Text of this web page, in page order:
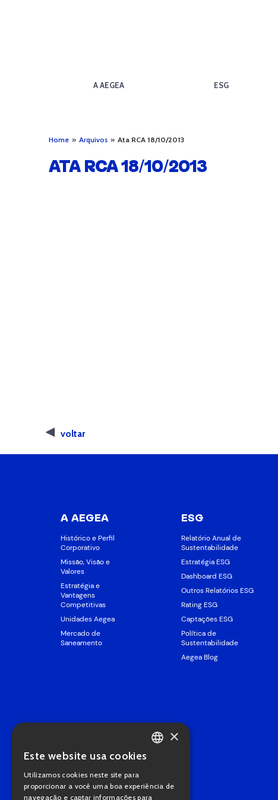
A AEGEA ESG
Home » Arquivos » Ata RCA 18/10/2013
ATA RCA 18/10/2013
voltar
A AEGEA
Histórico e Perfil
Corporativo
Missão, Visão e
Valores
Estratégia e
Vantagens
Competitivas
Unidades Aegea
Mercado de
Saneamento
ESG
Relatório Anual de
Sustentabilidade
Estratégia ESG
Dashboard ESG
Outros Relatórios ESG
Rating ESG
Captações ESG
Política de
Sustentabilidade
Aegea Blog
PORTUGUESE
×
Este website usa cookies
Utilizamos cookies neste site para
proporcionar a você uma boa experiência de
navegação e captar informações para